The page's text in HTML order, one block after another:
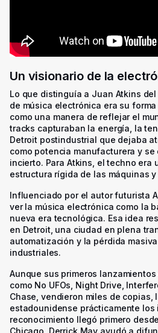
Un visionario de la
Lo que distinguía a Juan Atkins
de música electrónica era su
como una manera de reflejar el
tracks capturaban la energía, la
Detroit postindustrial que dejaba
como potencia manufacturera y
incierto. Para Atkins, el techno era
estructura rígida de las máquinas
Influenciado por el autor futurista
ver la música electrónica como la
nueva era tecnológica. Esa idea
en Detroit, una ciudad en plena
automatización y la pérdida
industriales.
Aunque sus primeros
como No UFOs, Night Drive,
Chase, vendieron miles de copias,
estadounidense prácticamente los
reconocimiento llegó primero